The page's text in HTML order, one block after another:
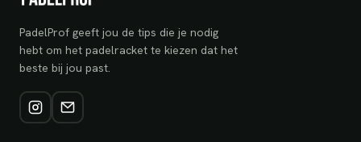
PadelProf geeft jou de tips die je nodig
hebt om het padelracket te kiezen dat het
beste bij jou past.